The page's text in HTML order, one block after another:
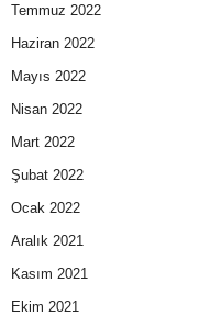
Temmuz 2022
Haziran 2022
Mayıs 2022
Nisan 2022
Mart 2022
Şubat 2022
Ocak 2022
Aralık 2021
Kasım 2021
Ekim 2021